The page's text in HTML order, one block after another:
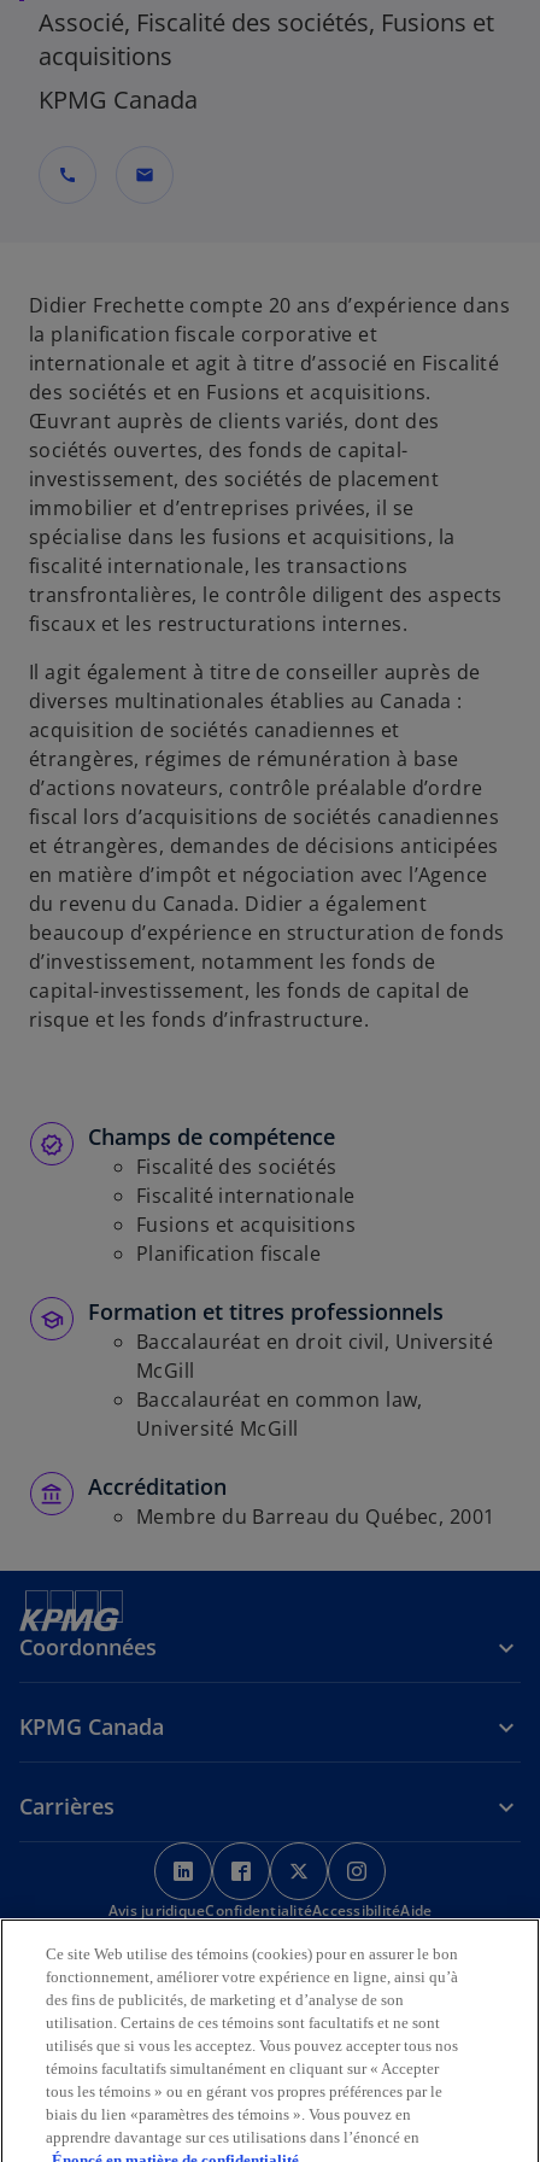
Associé, Fiscalité des sociétés, Fusions et
acquisitions
KPMG Canada
call mail
Didier Frechette compte 20 ans d’expérience dans
la planification fiscale corporative et
internationale et agit à titre d’associé en Fiscalité
des sociétés et en Fusions et acquisitions.
Œuvrant auprès de clients variés, dont des
sociétés ouvertes, des fonds de capital-
investissement, des sociétés de placement
immobilier et d’entreprises privées, il se
spécialise dans les fusions et acquisitions, la
fiscalité internationale, les transactions
transfrontalières, le contrôle diligent des aspects
fiscaux et les restructurations internes.
Il agit également à titre de conseiller auprès de
diverses multinationales établies au Canada :
acquisition de sociétés canadiennes et
étrangères, régimes de rémunération à base
d’actions novateurs, contrôle préalable d’ordre
fiscal lors d’acquisitions de sociétés canadiennes
et étrangères, demandes de décisions anticipées
en matière d’impôt et négociation avec l’Agence
du revenu du Canada. Didier a également
beaucoup d’expérience en structuration de fonds
d’investissement, notamment les fonds de
capital-investissement, les fonds de capital de
risque et les fonds d’infrastructure.
Champs de compétence
Fiscalité des sociétés
Fiscalité internationale
Fusions et acquisitions
Planification fiscale
Formation et titres professionnels
Baccalauréat en droit civil, Université
McGill
Baccalauréat en common law,
Université McGill
Accréditation
Membre du Barreau du Québec, 2001
Coordonnées
KPMG Canada
Carrières
s
’
o
v
r
e
d
a
n
s
s
’
o
u
v
r
e
d
a
n
s
s
’
o
v
r
e
d
a
n
s
’
o
v
r
e
d
a
n
s
Avis juridiqueConfidentialitéAccessibilitéAide
Nous reconnaissons en toute déférence que les bureaux de KPMG
sur l’Île de la Tortue (Amérique du Nord) sont situés sur les
territoires traditionnels, visés par traité et non cédés des Premières
Nations, des Inuits et des Métis.
© 2026 KPMG s.r.l./S.E.N.C.R.L., société à responsabilité limitée de
l’Ontario et cabinet membre de l’organisation mondiale KPMG de
cabinets indépendants affiliés à KPMG International Limited, société
de droit anglais à responsabilité limitée par garantie. Tous droits
réservés.
Ce site Web utilise des témoins (cookies) pour en assurer le bon
fonctionnement, améliorer votre expérience en ligne, ainsi qu’à
des fins de publicités, de marketing et d’analyse de son
utilisation. Certains de ces témoins sont facultatifs et ne sont
utilisés que si vous les acceptez. Vous pouvez accepter tous nos
témoins facultatifs simultanément en cliquant sur « Accepter
tous les témoins » ou en gérant vos propres préférences par le
biais du lien «paramètres des témoins ». Vous pouvez en
apprendre davantage sur ces utilisations dans l’énoncé en